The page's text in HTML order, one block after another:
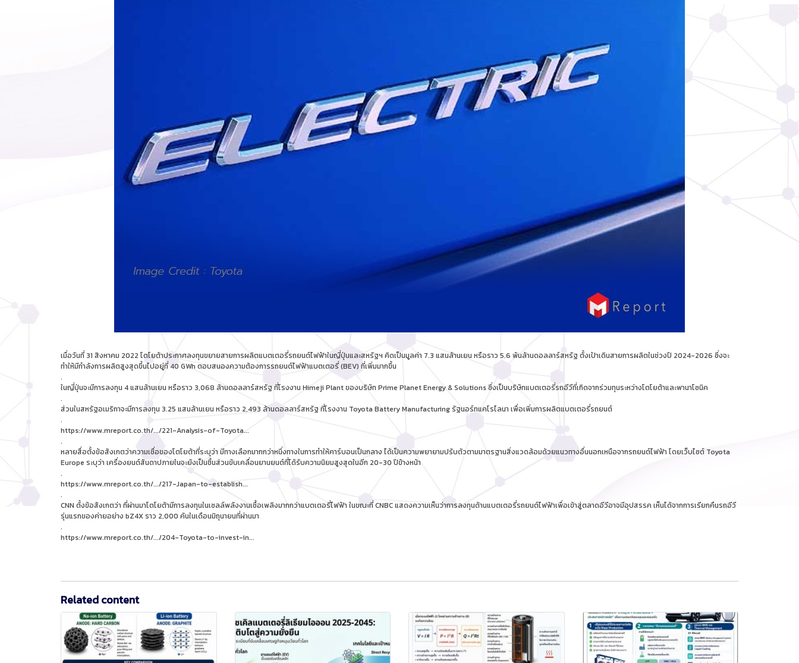
เมื่อวันที่ 31 สิงหาคม 2022 โตโยต้าประกาศลงทุนขยายสายการผลิตแบตเตอรี่รถยนต์ไฟฟ้าในญี่ปุ่นและสหรัฐฯ คิดเป็นมูลค่า 7.3 แสนล้านเยน หรือราว 5.6 พันล้านดอลลาร์สหรัฐ ตั้งเป้าเดินสายการผลิตในช่วงปี 2024-2026 ซึ่งจะ
ทำให้มีกำลังการผลิตสูงสุดขึ้นไปอยู่ที่ 40 GWh ตอบสนองความต้องการรถยนต์ไฟฟ้าแบตเตอรี่ (BEV) ที่เพิ่มมากขึ้น
.
ในญี่ปุ่นจะมีการลงทุน 4 แสนล้านเยน หรือราว 3,068 ล้านดอลลาร์สหรัฐ ที่โรงงาน Himeji Plant ของบริษัท Prime Planet Energy & Solutions ซึ่งเป็นบริษัทแบตเตอรี่รถอีวีที่เกิดจากร่วมทุนระหว่างโตโยต้าและพานาโซนิค
.
ส่วนในสหรัฐอเมริกาจะมีการลงทุน 3.25 แสนล้านเยน หรือราว 2,493 ล้านดอลลาร์สหรัฐ ที่โรงงาน Toyota Battery Manufacturing รัฐนอร์ทแคโรไลนา เพื่อเพิ่มการผลิตแบตเตอรี่รถยนต์
.
https://www.mreport.co.th/.../221-Analysis-of-Toyota...
.
หลายสื่อตั้งข้อสังเกตว่าความเชื่อของโตโยต้าที่ระบุว่า มีทางเลือกมากกว่าหนึ่งทางในการทำให้คาร์บอนเป็นกลาง ได้เป็นความพยายามปรับตัวตามมาตรฐานสิ่งแวดล้อมด้วยแนวทางอื่นนอกเหนือจากรถยนต์ไฟฟ้า โดยเว็บไซต์ Toyota
Europe ระบุว่า เครื่องยนต์สันดาปภายในจะยังเป็นชิ้นส่วนขับเคลื่อนยานยนต์ที่ได้รับความนิยมสูงสุดในอีก 20-30 ปีข้างหน้า
.
https://www.mreport.co.th/.../217-Japan-to-establish...
.
CNN ตั้งข้อสังเกตว่า ที่ผ่านมาโตโยต้ามีการลงทุนในเซลล์พลังงานเชื้อเพลิงมากกว่าแบตเตอรี่ไฟฟ้า ในขณะที่ CNBC แสดงความเห็นว่าการลงทุนด้านแบตเตอรี่รถยนต์ไฟฟ้าเพื่อเข้าสู่ตลาดอีวีอาจมีอุปสรรค เห็นได้จากการเรียกคืนรถอีวี
รุ่นแรกของค่ายอย่าง bZ4X ราว 2,000 คันในเดือนมิถุนายนที่ผ่านมา
.
https://www.mreport.co.th/.../204-Toyota-to-invest-in...
Related content